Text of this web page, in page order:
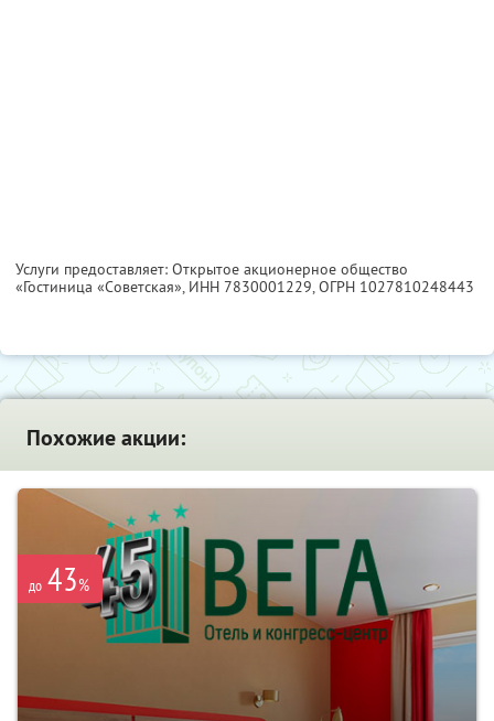
Услуги предоставляет: Открытое акционерное общество
«Гостиница «Советская», ИНН 7830001229, ОГРН 1027810248443
Похожие акции:
до 43%